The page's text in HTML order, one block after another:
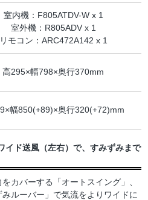
室内機：F805ATDV-W x 1
室外機：R805ADV x 1
リモコン：ARC472A142 x 1
高295×幅798×奥行370mm
幅850(+89)×奥行320(+72)mm
イド送風（左右）で、すみずみまで
カバーする「オートスイング」、
ルーバー」で気流をよりワイドに